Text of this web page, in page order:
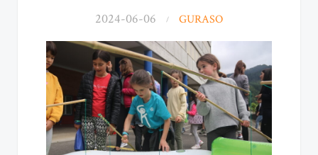
2024-06-06 GURASO